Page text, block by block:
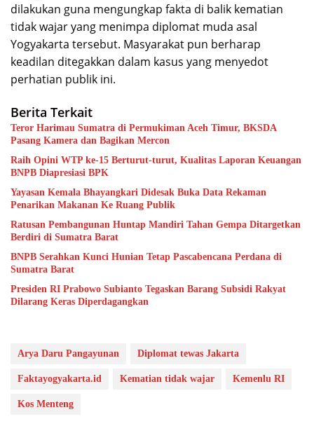
dilakukan guna mengungkap fakta di balik kematian
tidak wajar yang menimpa diplomat muda asal
Yogyakarta tersebut. Masyarakat pun berharap
keadilan ditegakkan dalam kasus yang menyedot
perhatian publik ini.
Berita Terkait
Teror Harimau Sumatra di Permukiman Aceh Timur, BKSDA
Pasang Kamera dan Bagikan Mercon
Raih Opini WTP ke-15 Berturut-turut, Kualitas Laporan Keuangan
BNPB Diapresiasi BPK
Yayasan Kemala Bhayangkari Didesak Buka Data Rekaman
Penarikan Makanan Ke Ruang Publik
Ratusan Pembangunan Huntap Mandiri Tahan Gempa Ditargetkan
Berdiri di Sumatra Barat
BNPB Serahkan Kunci Hunian Tetap Pascabencana Perdana di
Sumatra Barat
Presiden RI Prabowo Subianto Tegaskan Barang Subsidi Rakyat
Dilarang Keras Diperdagangkan
Arya Daru Pangayunan Diplomat tewas Jakarta
Faktayogyakarta.id Kematian tidak wajar Kemenlu RI
Kos Menteng